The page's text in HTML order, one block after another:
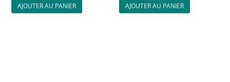
AJOUTER AU PANIER AJOUTER AU PANIER